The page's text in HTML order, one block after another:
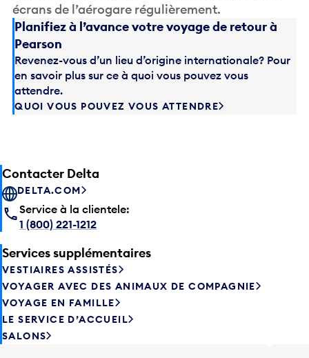
écrans de l’aérogare régulièrement.
Planifiez à l’avance votre voyage de retour à
Pearson
Revenez-vous d’un lieu d’origine internationale? Pour
en savoir plus sur ce à quoi vous pouvez vous
attendre.
QUOI VOUS POUVEZ VOUS ATTENDRE
Contacter Delta
DELTA.COM
Service à la clientele:
1 (800) 221-1212
Services supplémentaires
VESTIAIRES ASSISTÉS
VOYAGER AVEC DES ANIMAUX DE COMPAGNIE
VOYAGE EN FAMILLE
LE SERVICE D’ACCUEIL
SALONS